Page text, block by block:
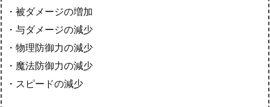
・被ダメージの増加
・与ダメージの減少
・物理防御力の減少
・魔法防御力の減少
・スピードの減少